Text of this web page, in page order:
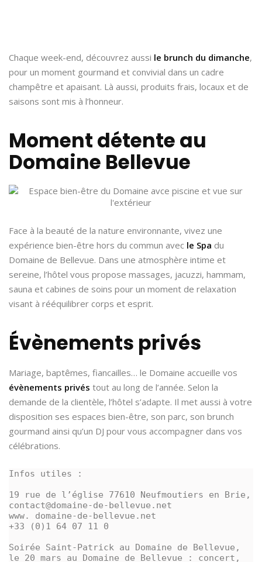
Chaque week-end, découvrez aussi le brunch du dimanche,
pour un moment gourmand et convivial dans un cadre
champêtre et apaisant. Là aussi, produits frais, locaux et de
saisons sont mis à l’honneur.
Moment détente au
Domaine Bellevue
Face à la beauté de la nature environnante, vivez une
expérience bien-être hors du commun avec le Spa du
Domaine de Bellevue. Dans une atmosphère intime et
sereine, l’hôtel vous propose massages, jacuzzi, hammam,
sauna et cabines de soins pour un moment de relaxation
visant à rééquilibrer corps et esprit.
Évènements privés
Mariage, baptêmes, fiancailles… le Domaine accueille vos
évènements privés tout au long de l’année. Selon la
demande de la clientèle, l’hôtel s’adapte. Il met aussi à votre
disposition ses espaces bien-être, son parc, son brunch
gourmand ainsi qu’un DJ pour vous accompagner dans vos
célébrations.
Infos utiles :
19 rue de l’église 77610 Neufmoutiers en Brie,
contact@domaine-de-bellevue.net
www. domaine-de-bellevue.net
+33 (0)1 64 07 11 0
Soirée Saint-Patrick au Domaine de Bellevue,
le 20 mars au Domaine de Bellevue : concert,